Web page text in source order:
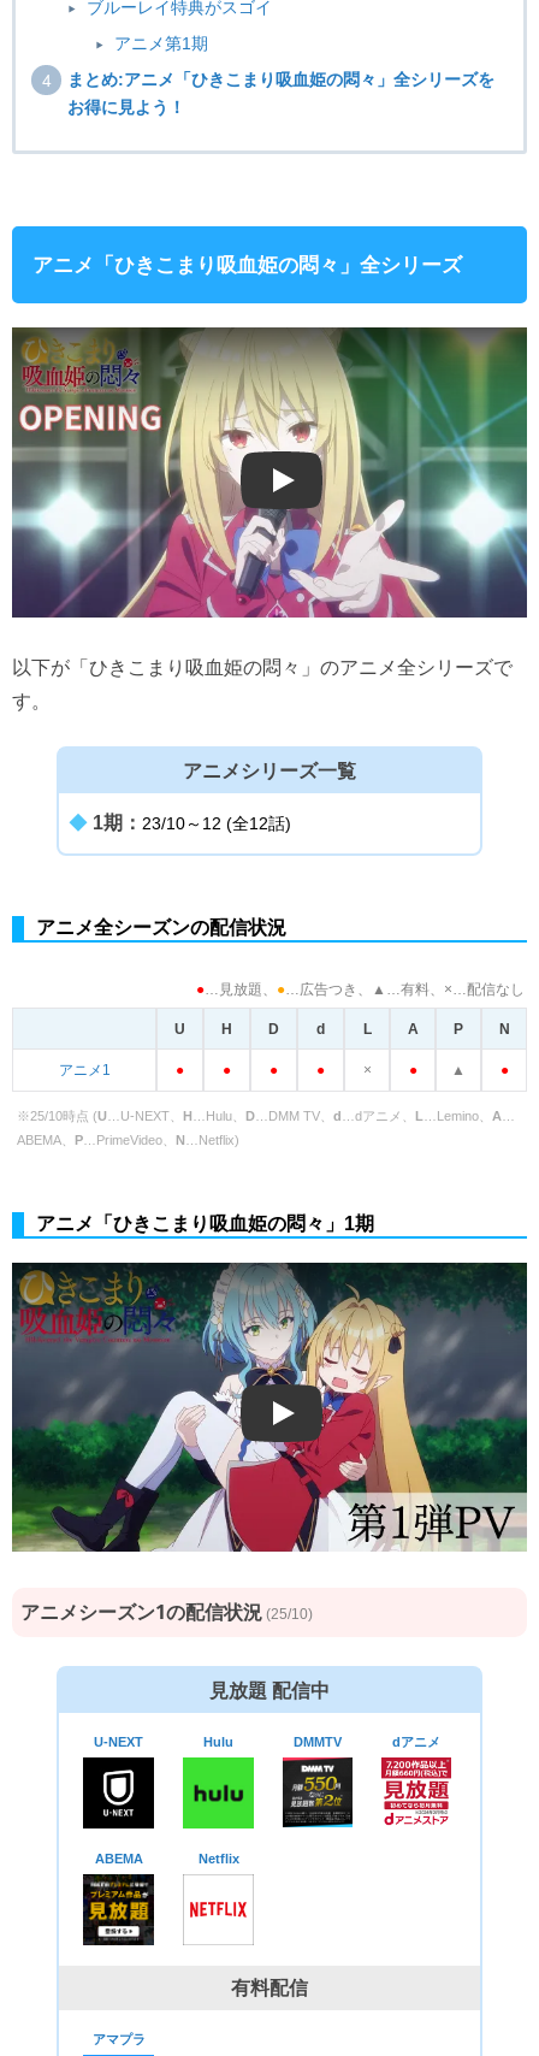
ブルーレイ特典がスゴイ
アニメ第1期
まとめ:アニメ「ひきこまり吸血姫の悶々」全シリーズを
お得に見よう！
アニメ「ひきこまり吸血姫の悶々」全シリーズ
Play
以下が「ひきこまり吸血姫の悶々」のアニメ全シリーズで
す。
アニメシリーズ一覧
◆ 1期： 23/10～12 (全12話)
アニメ全シーズンの配信状況
● …見放題、 ● …広告つき、 ▲ …有料、×…配信なし
U H D d L A P N
アニメ1 ● ● ● ● × ● ▲ ●
※25/10時点 (U …U-NEXT、 H …Hulu、 D …DMM TV、 d …dアニメ、 L …Lemino、 A
ABEMA、 P …PrimeVideo、 N …Netflix)
アニメ「ひきこまり吸血姫の悶々」1期
Play
アニメシーズン1の配信状況 (25/10)
見放題 配信中
U-NEXT Hulu DMMTV dアニメ
ABEMA Netflix
有料配信
アマプラ